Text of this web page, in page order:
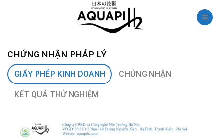
CHỨNG NHẬN PHÁP LÝ
GIẤY PHÉP KINH DOANH CHỨNG NHẬN
KẾT QUẢ THỬ NGHIỆM